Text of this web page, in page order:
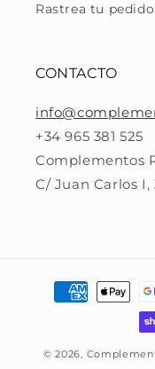
Rastrea tu pedido
CONTACTO
+34 965 381 525
Complementos
C/ Juan Carlos I,
Formas
© 2026,